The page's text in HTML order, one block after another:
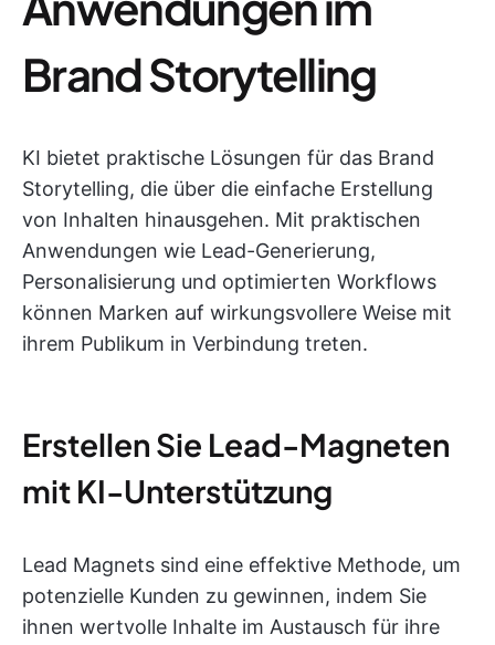
Brand Storytelling
KI bietet praktische Lösungen für das Brand
Storytelling, die über die einfache Erstellung
von Inhalten hinausgehen. Mit praktischen
Anwendungen wie Lead-Generierung,
Personalisierung und optimierten Workflows
können Marken auf wirkungsvollere Weise mit
ihrem Publikum in Verbindung treten.
Erstellen Sie Lead-Magneten
mit KI-Unterstützung
Lead Magnets sind eine effektive Methode, um
potenzielle Kunden zu gewinnen, indem Sie
ihnen wertvolle Inhalte im Austausch für ihre